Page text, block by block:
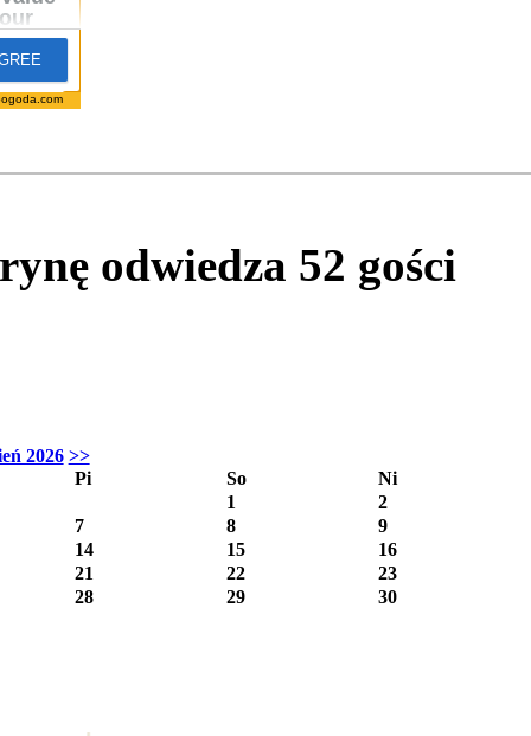
odwiedza 52 gości
2026 >>
Pi
So
Ni
1
2
7
8
9
14
15
16
21
22
23
28
29 30